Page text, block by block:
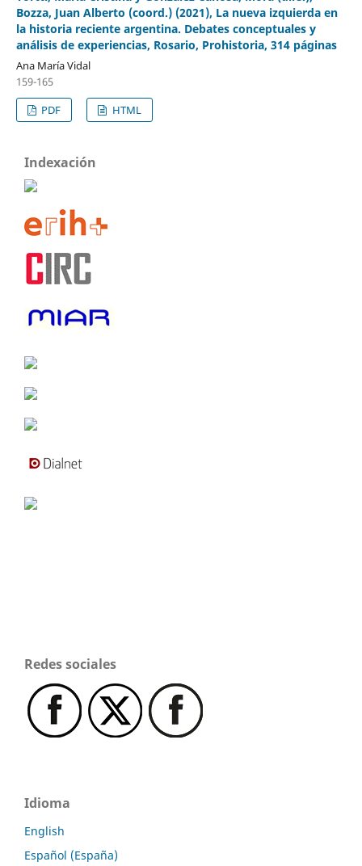
Bozza, Juan Alberto (coord.) (2021), La nueva izquierda en
la historia reciente argentina. Debates conceptuales y
análisis de experiencias, Rosario, Prohistoria, 314 páginas
Ana María Vidal
159-165
PDF
HTML
Indexación
Redes sociales
Idioma
English
Español (España)